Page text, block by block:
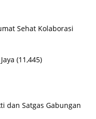
Sehat Kolaborasi
(11,445)
dan Satgas Gabungan